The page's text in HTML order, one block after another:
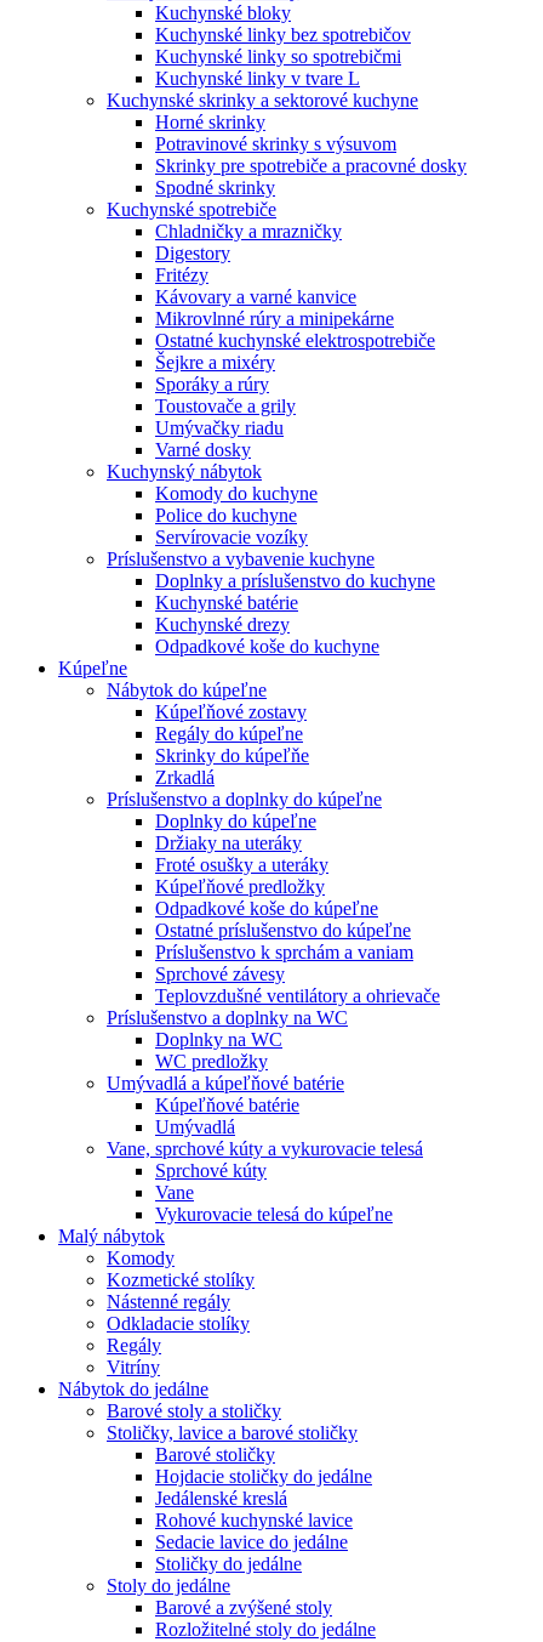
Kuchynské bloky
Kuchynské linky bez spotrebičov
Kuchynské linky so spotrebičmi
Kuchynské linky v tvare L
Kuchynské skrinky a sektorové kuchyne
Horné skrinky
Potravinové skrinky s výsuvom
Skrinky pre spotrebiče a pracovné dosky
Spodné skrinky
Kuchynské spotrebiče
Chladničky a mrazničky
Digestory
Fritézy
Kávovary a varné kanvice
Mikrovlnné rúry a minipekárne
Ostatné kuchynské elektrospotrebiče
Šejkre a mixéry
Sporáky a rúry
Toustovače a grily
Umývačky riadu
Varné dosky
Kuchynský nábytok
Komody do kuchyne
Police do kuchyne
Servírovacie vozíky
Príslušenstvo a vybavenie kuchyne
Doplnky a príslušenstvo do kuchyne
Kuchynské batérie
Kuchynské drezy
Odpadkové koše do kuchyne
Kúpeľne
Nábytok do kúpeľne
Kúpeľňové zostavy
Regály do kúpeľne
Skrinky do kúpeľňe
Zrkadlá
Príslušenstvo a doplnky do kúpeľne
Doplnky do kúpeľne
Držiaky na uteráky
Froté osušky a uteráky
Kúpeľňové predložky
Odpadkové koše do kúpeľne
Ostatné príslušenstvo do kúpeľne
Príslušenstvo k sprchám a vaniam
Sprchové závesy
Teplovzdušné ventilátory a ohrievače
Príslušenstvo a doplnky na WC
Doplnky na WC
WC predložky
Umývadlá a kúpeľňové batérie
Kúpeľňové batérie
Umývadlá
Vane, sprchové kúty a vykurovacie telesá
Sprchové kúty
Vane
Vykurovacie telesá do kúpeľne
Malý nábytok
Komody
Kozmetické stolíky
Nástenné regály
Odkladacie stolíky
Regály
Vitríny
Nábytok do jedálne
Barové stoly a stoličky
Stoličky, lavice a barové stoličky
Barové stoličky
Hojdacie stoličky do jedálne
Jedálenské kreslá
Rohové kuchynské lavice
Sedacie lavice do jedálne
Stoličky do jedálne
Stoly do jedálne
Barové a zvýšené stoly
Rozložitelné stoly do jedálne